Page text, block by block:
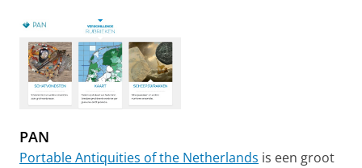
PAN
Portable Antiquities of the Netherlands is een groot